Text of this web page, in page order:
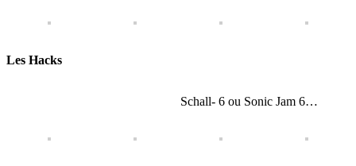
Les Hacks
Schall- 6 ou Sonic Jam 6…